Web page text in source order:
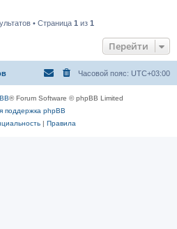
• Страница 1 из 1
Перейти
Часовой пояс: UTC+03:00
® Forum Software © phpBB Limited
поддержка phpBB
| Правила